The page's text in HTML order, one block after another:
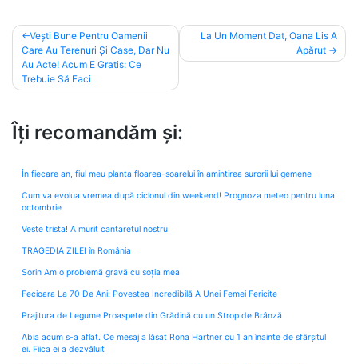
Post
navigation
Vești Bune Pentru Oamenii
Care Au Terenuri Și Case, Dar Nu
Au Acte! Acum E Gratis: Ce
Trebuie Să Faci
La Un Moment Dat, Oana Lis A
Apărut
Îți recomandăm și:
În fiecare an, fiul meu planta floarea-soarelui în amintirea surorii lui gemene
Cum va evolua vremea după ciclonul din weekend! Prognoza meteo pentru luna
octombrie
Veste trista! A murit cantaretul nostru
TRAGEDIA ZILEI în România
Sorin Am o problemă gravă cu soția mea
Fecioara La 70 De Ani: Povestea Incredibilă A Unei Femei Fericite
Prajitura de Legume Proaspete din Grădină cu un Strop de Brânză
Abia acum s-a aflat. Ce mesaj a lăsat Rona Hartner cu 1 an înainte de sfârșitul
ei. Fiica ei a dezvăluit